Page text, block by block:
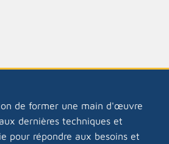
de former une main d'œuvre
dernières techniques et
pour répondre aux besoins et